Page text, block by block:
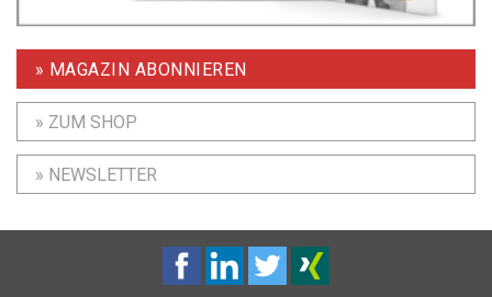
» MAGAZIN ABONNIEREN
» ZUM SHOP
» NEWSLETTER